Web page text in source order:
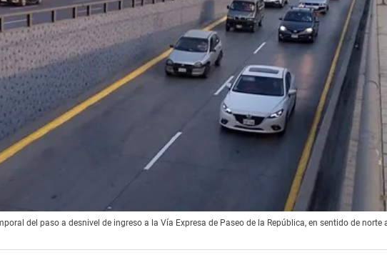
del paso a desnivel de ingreso a la Vía Expresa de Paseo de la República, en sentido de norte